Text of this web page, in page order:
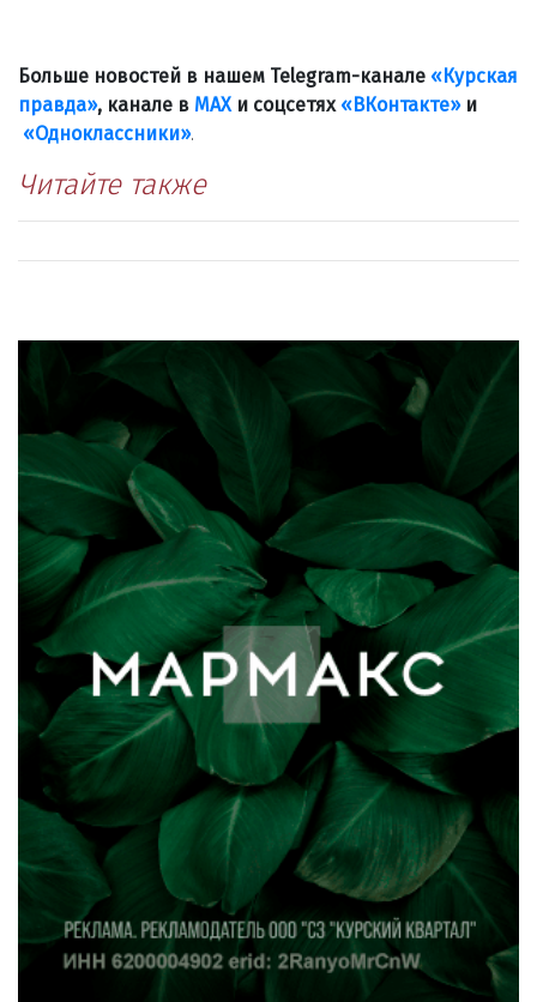
Больше новостей в нашем Telegram-канале «Курская
правда», канале в МАХи соцсетях «ВКонтакте»и
«Одноклассники».
Читайте также